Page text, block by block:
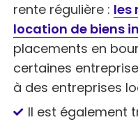
rente régulière : les
location de biens
placements en
certaines
à des entreprises
Il est également